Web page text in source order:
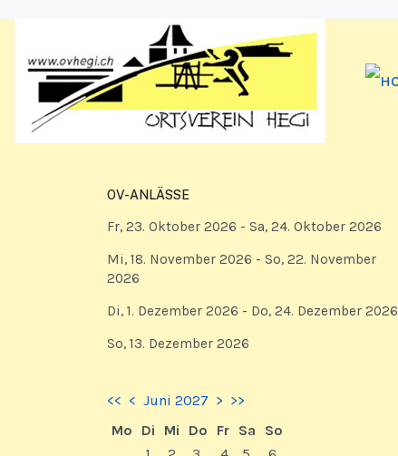
OV-ANLÄSSE
Fr, 23. Oktober 2026 - Sa, 24. Oktober 2026
Mi, 18. November 2026 - So, 22. November
2026
Di, 1. Dezember 2026 - Do, 24. Dezember 2026
So, 13. Dezember 2026
<< < Juni 2027 > >>
Mo
Di Mi Do Fr Sa
So